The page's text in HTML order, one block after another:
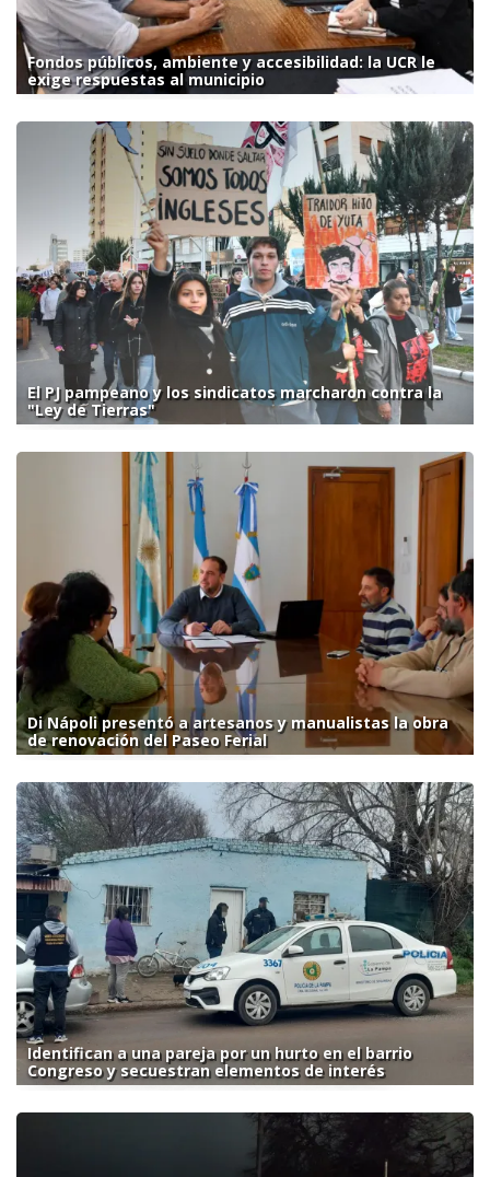
Fondos públicos, ambiente y accesibilidad: la UCR le
exige respuestas al municipio
El PJ pampeano y los sindicatos marcharon contra la
"Ley de Tierras"
Di Nápoli presentó a artesanos y manualistas la obra
de renovación del Paseo Ferial
Identifican a una pareja por un hurto en el barrio
Congreso y secuestran elementos de interés